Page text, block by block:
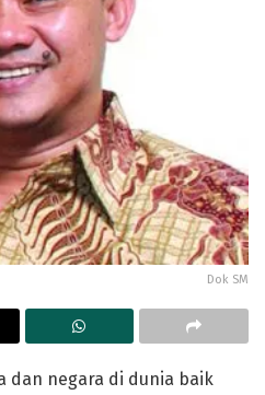
Dok SM
dan negara di dunia baik